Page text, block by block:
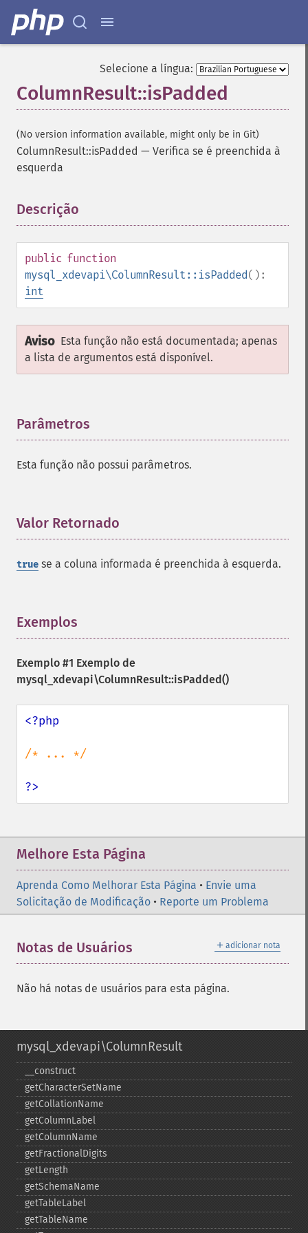
Selecione a língua:
ColumnResult::isPadded
(No version information available, might only be in Git)
ColumnResult::isPadded — Verifica se é preenchida à
esquerda
Descrição
public function
mysql_xdevapi\ColumnResult::isPadded():
int
Aviso Esta função não está documentada; apenas
a lista de argumentos está disponível.
Parâmetros
Esta função não possui parâmetros.
Valor Retornado
true se a coluna informada é preenchida à esquerda.
Exemplos
Exemplo #1 Exemplo de
mysql_xdevapi\ColumnResult::isPadded()
<?php
/* ... */
?>
Melhore Esta Página
Aprenda Como Melhorar Esta Página • Envie uma
Solicitação de Modificação • Reporte um Problema
＋ adicionar nota
Notas de Usuários
Não há notas de usuários para esta página.
mysql_xdevapi\ColumnResult
_​_​construct
getCharacterSetName
getCollationName
getColumnLabel
getColumnName
getFractionalDigits
getLength
getSchemaName
getTableLabel
getTableName